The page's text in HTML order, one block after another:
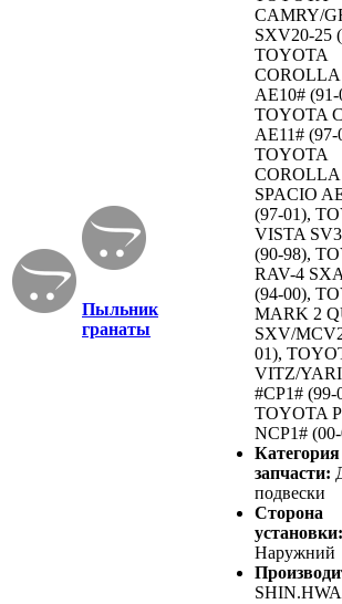
Пыльник
гранаты
CAMRY/
SXV20-25
TOYOTA
COROLLA
AE10# (91-
TOYOTA
AE11# (97-
TOYOTA
COROLLA
SPACIO
(97-01),
VISTA
(90-98),
RAV-4
(94-00),
MARK 2
SXV/
01),
VITZ/
#CP1# (99-
TOYOTA
NCP1#
Категория
запчасти:
подвески
Сторона
установки:
Наружний
SHIN.HWA